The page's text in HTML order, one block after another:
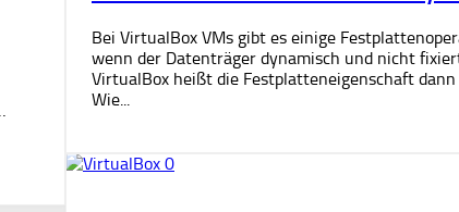
Bei VirtualBox VMs gibt es einige
wenn der Datenträger dynamisch und nicht
VirtualBox heißt die Festplatteneigenschaft dann
Wie...
0